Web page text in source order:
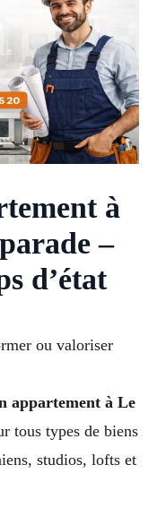
à
–
d’état
ou valoriser
appartement à Le
tous types de biens
studios, lofts et